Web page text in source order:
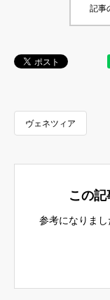
記事
ヴェネツィア
この
参考になりまし